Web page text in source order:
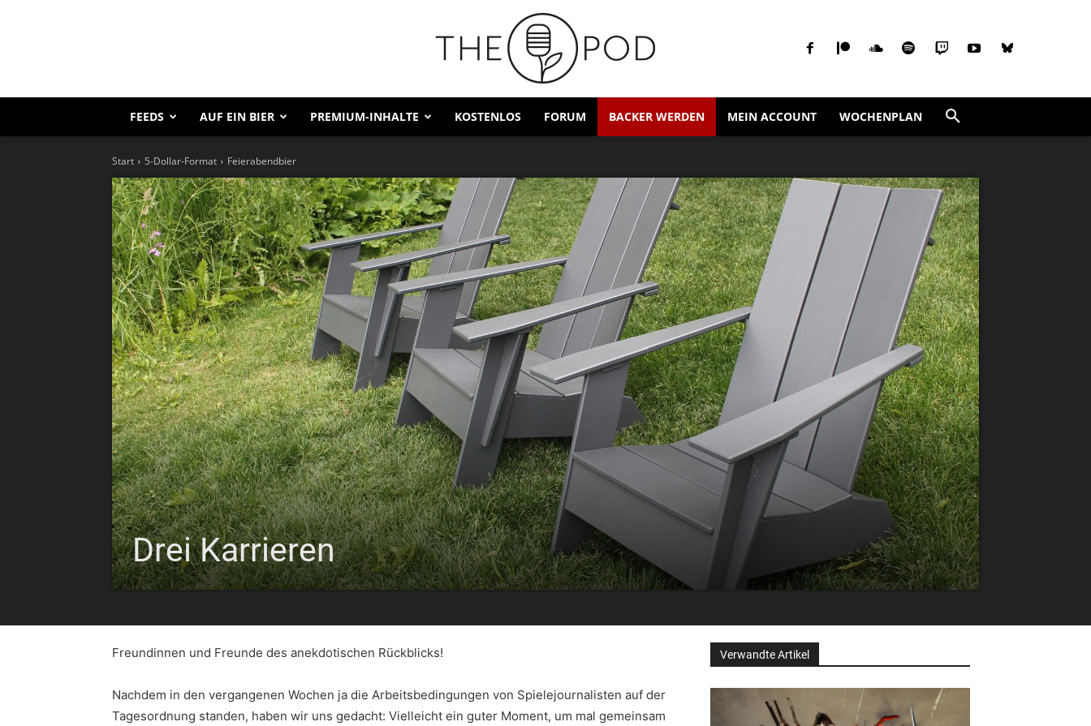
FEEDS AUF EIN BIER PREMIUM-INHALTE KOSTENLOS FORUM BACKER WERDEN MEIN ACCOUNT WOCHENPLAN
Start 5-Dollar-Format Feierabendbier
Drei Karrieren
Freundinnen und Freunde des anekdotischen Rückblicks!
Nachdem in den vergangenen Wochen ja die Arbeitsbedingungen von Spielejournalisten auf der
Tagesordnung standen, haben wir uns gedacht: Vielleicht ein guter Moment, um mal gemeinsam
Verwandte Artikel